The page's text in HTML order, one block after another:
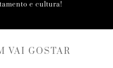
e cultura!
VAI GOSTAR